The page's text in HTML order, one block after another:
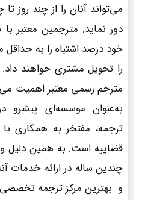
می‌تواند آنان را از چند روز
دور نماید. مترجمین معتبر
خود درصد اشتباه را به
را تحویل مشتری خواهند داد.
مترجم رسمی معتبر اهمیت
به‌عنوان موسسه‌ای
ترجمه، مفتخر به همکاری
قضاییه است. به همین دلیل
چندین ساله در ارائه خدمات
و بهترین مرکز ترجمه